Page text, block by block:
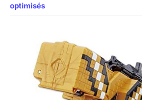
optimisés